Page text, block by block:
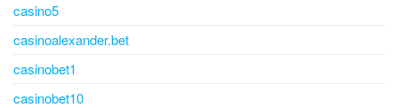
casino5
casinoalexander.bet
casinobet1
casinobet10